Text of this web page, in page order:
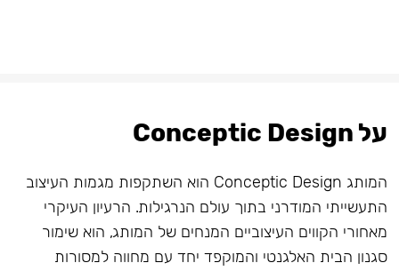
על Conceptic Design
המותג Conceptic Design הוא השתקפות מגמות העיצוב
התעשייתי המודרני בתוך עולם הנרגילות. הרעיון העיקרי
מאחורי הקווים העיצוביים המנחים של המותג, הוא שימור
סגנון הבית האלגנטי והמוקפד יחד עם מחווה למסורות